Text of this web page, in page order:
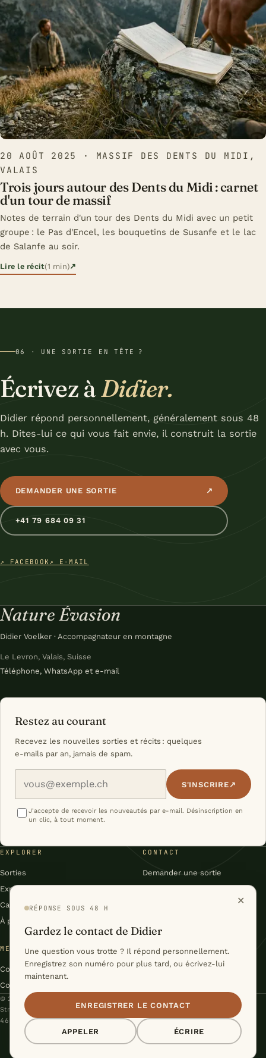
20 AOÛT 2025
· MASSIF DES DENTS DU MIDI,
VALAIS
Trois jours autour des Dents du Midi : carnet
d'un tour de massif
Notes de terrain d'un tour des Dents du Midi avec un petit
groupe : le Pas d'Encel, les bouquetins de Susanfe et le lac
de Salanfe au soir.
Lire le récit(1 min)↗
06 · UNE SORTIE EN TÊTE ?
Écrivez àDidier.
Didier répond personnellement, généralement sous 48
h. Dites-lui ce qui vous fait envie, il construit la sortie
avec vous.
DEMANDER UNE SORTIE ↗
+41 79 684 09 31
↗ FACEBOOK ↗ E-MAIL
Nature Évasion
Didier Voelker · Accompagnateur en montagne
Le Levron, Valais, Suisse
Téléphone, WhatsApp et e-mail
Restez au courant
Recevez les nouvelles sorties et récits : quelques
e-mails par an, jamais de spam.
S'INSCRIRE ↗
J'accepte de recevoir les nouveautés par e-mail. Désinscription en
un clic, à tout moment.
EXPLORER
Sorties
Expéditions
Carnet
À propos
CONTACT
Demander une sortie
MENTIONS & CONDITIONS
Conditions générales
Confidentialité
© 2026 Didier Voelker – Nature Évasion · Le Levron, Valais, Suisse
Stratégie & Conception :Studio Cyril Biselx
46°06′N / 7°13′E · DU VAL DE BAGNES À LA LAPONIE
✕
RÉPONSE SOUS 48 H
Gardez le contact de Didier
Une question vous trotte ? Il répond personnellement.
Enregistrez son numéro pour plus tard, ou écrivez-lui
maintenant.
ENREGISTRER LE CONTACT
APPELER ÉCRIRE